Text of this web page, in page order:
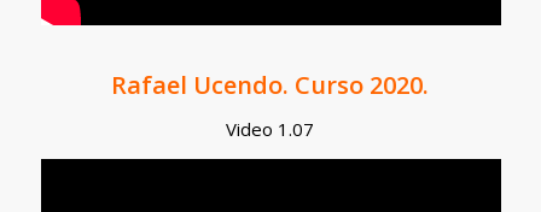
Rafael Ucendo. Curso 2020.
Video 1.07